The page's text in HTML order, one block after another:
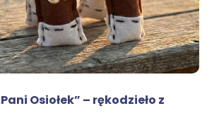
Osiołek” – rękodzieło z